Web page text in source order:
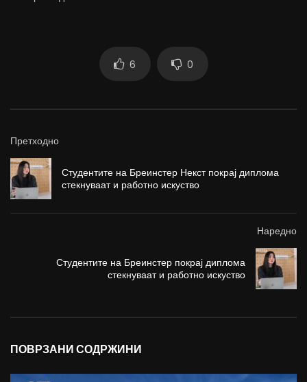
6 0
Претходно
Студентите на Бреинстер Некст покрај диплома
стекнуваат и работно искуство
Наредно
Студентите на Бреинстер покрај диплома
стекнуваат и работно искуство
ПОВРЗАНИ СОДРЖИНИ